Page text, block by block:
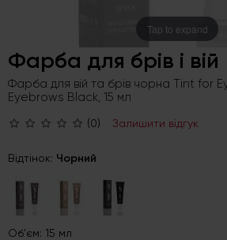
Tap to expand
Фарба для брів і вій
Фарба для вій та брів чорна Tint for
Eyebrows Black, 15 мл
(0) Залишити відгук
Відтінок: Чорний
Об'єм: 15 мл